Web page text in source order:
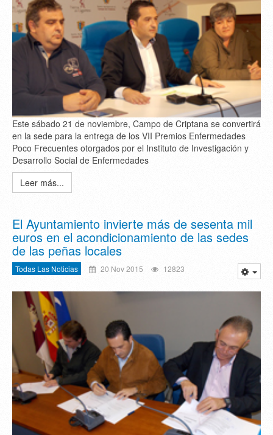
Este sábado 21 de noviembre, Campo de Criptana se convertirá
en la sede para la entrega de los VII Premios Enfermedades
Poco Frecuentes otorgados por el Instituto de Investigación y
Desarrollo Social de Enfermedades
Leer más...
El Ayuntamiento invierte más de sesenta mil
euros en el acondicionamiento de las sedes
de las peñas locales
Todas Las Noticias 20 Nov 2015 12823